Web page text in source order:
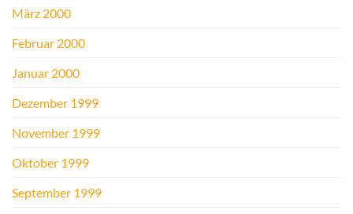
März 2000
Februar 2000
Januar 2000
Dezember 1999
November 1999
Oktober 1999
September 1999